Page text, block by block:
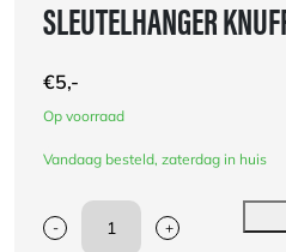
SLEUTELHANGER
€5,-
Op voorraad
Vandaag besteld, zaterdag in huis
-
Sleutelhanger
+